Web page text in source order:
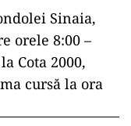
Sinaia,
orele 8:00 –
Cota 2000,
cursă la ora